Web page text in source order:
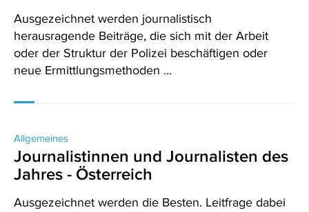
Ausgezeichnet werden journalistisch
herausragende Beiträge, die sich mit der Arbeit
oder der Struktur der Polizei beschäftigen oder
neue Ermittlungsmethoden …
Allgemeines
Journalistinnen und Journalisten des
Jahres - Österreich
Ausgezeichnet werden die Besten. Leitfrage dabei